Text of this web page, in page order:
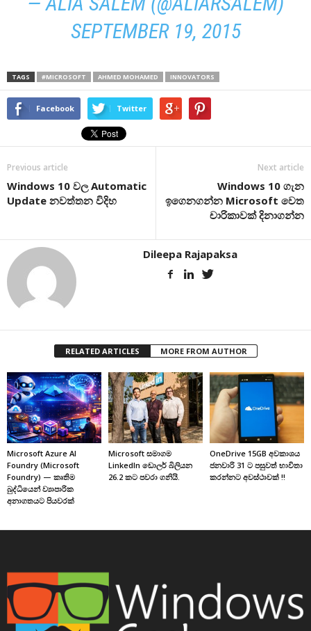
SEPTEMBER 19, 2015
TAGS #MICROSOFT AHMED MOHAMED INNOVATORS
Facebook Twitter
Previous article
Windows 10 වල Automatic
Update නවත්තන විදිහ
Next article
Windows 10 ගැන
ඉගෙනගන්න Microsoft වෙත
චාරිකාවක් දිනාගන්න
Dileepa Rajapaksa
RELATED ARTICLES MORE FROM AUTHOR
Microsoft Azure AI
Foundry (Microsoft
Foundry) — කෘතිම
බුද්ධියෙන් ව්‍යාපාරික
අනාගතයට පියවරක්
Microsoft සමාගම
LinkedIn ඩොලර් බිලියන
26.2 කට පවරා ගනියි.
OneDrive 15GB අවකාශය
ජනවාරි 31 ට පසුවත් භාවිතා
කරන්නට අවස්ථාවක් !!